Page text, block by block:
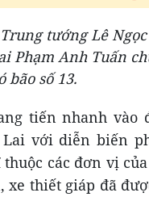
tướng Lê
Phạm Anh Tuấn
bão số 13.
tiến nhanh vào
với diễn biến
các đơn vị
thiết giáp đã